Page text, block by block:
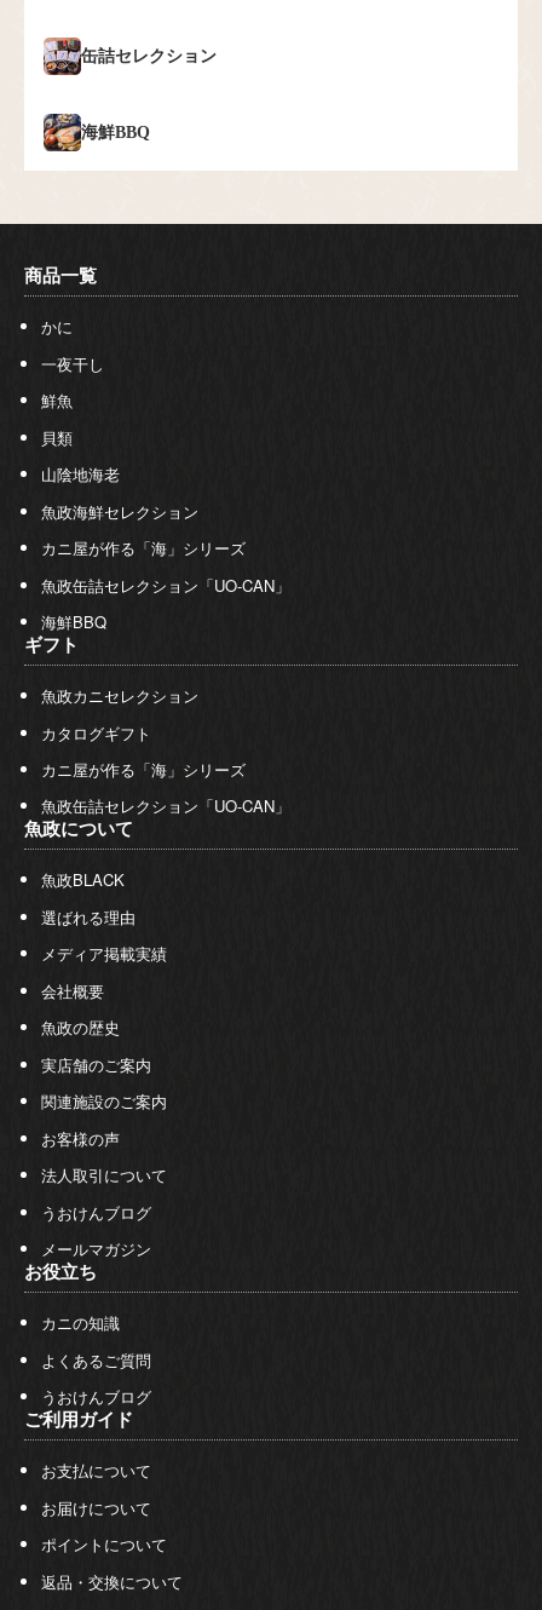
缶詰セレクション
海鮮BBQ
商品一覧
かに
一夜干し
鮮魚
貝類
山陰地海老
魚政海鮮セレクション
カニ屋が作る「海」シリーズ
魚政缶詰セレクション「UO-CAN」
海鮮BBQ
ギフト
魚政カニセレクション
カタログギフト
カニ屋が作る「海」シリーズ
魚政缶詰セレクション「UO-CAN」
魚政について
魚政BLACK
選ばれる理由
メディア掲載実績
会社概要
魚政の歴史
実店舗のご案内
関連施設のご案内
お客様の声
法人取引について
うおけんブログ
メールマガジン
お役立ち
カニの知識
よくあるご質問
うおけんブログ
ご利用ガイド
お支払について
お届けについて
ポイントについて
返品・交換について